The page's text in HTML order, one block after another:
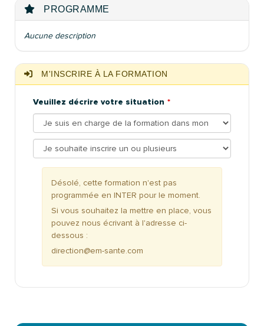
PROGRAMME
Aucune description
M'INSCRIRE À LA FORMATION
Veuillez décrire votre situation
Désolé, cette formation n'est pas
programmée en INTER pour le moment.
Si vous souhaitez la mettre en place, vous
pouvez nous écrivant à l'adresse ci-
dessous :
direction@em-sante.com